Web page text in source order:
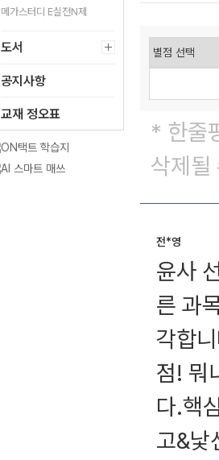
메가스터디 E실전N제
도서
공지사항
교재 정오표
* 한줄
삭제될
전*영
윤사
른 과
각합
점! 뭐
다.핵
고&낯